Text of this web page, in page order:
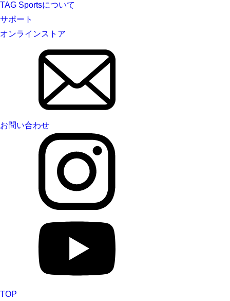
TAG Sportsについて
サポート
オンラインストア
お問い合わせ
TOP